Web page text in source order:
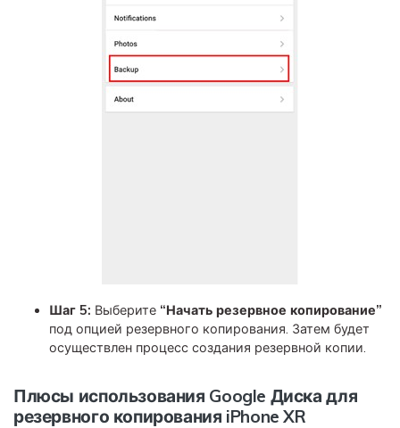
Шаг 5: Выберите “Начать резервное копирование”
под опцией резервного копирования. Затем будет
осуществлен процесс создания резервной копии.
Плюсы использования Google Диска для
резервного копирования iPhone XR